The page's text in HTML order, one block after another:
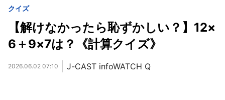
クイズ
【解けなかったら恥ずかしい？】12×
6＋9×7は？《計算クイズ》
2026.06.02 07:10 J-CAST infoWATCH Q